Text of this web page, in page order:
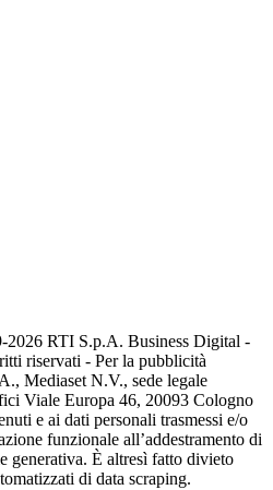
2026 RTI S.p.A. Business Digital -
riservati - Per la pubblicità
Mediaset N.V., sede legale
Viale Europa 46, 20093 Cologno
e ai dati personali trasmessi e/o
funzionale all’addestramento di
generativa. È altresì fatto divieto
di data scraping.